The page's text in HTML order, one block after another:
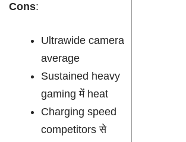
Cons:
Ultrawide camera
average
Sustained heavy
gaming में heat
Charging speed
competitors से